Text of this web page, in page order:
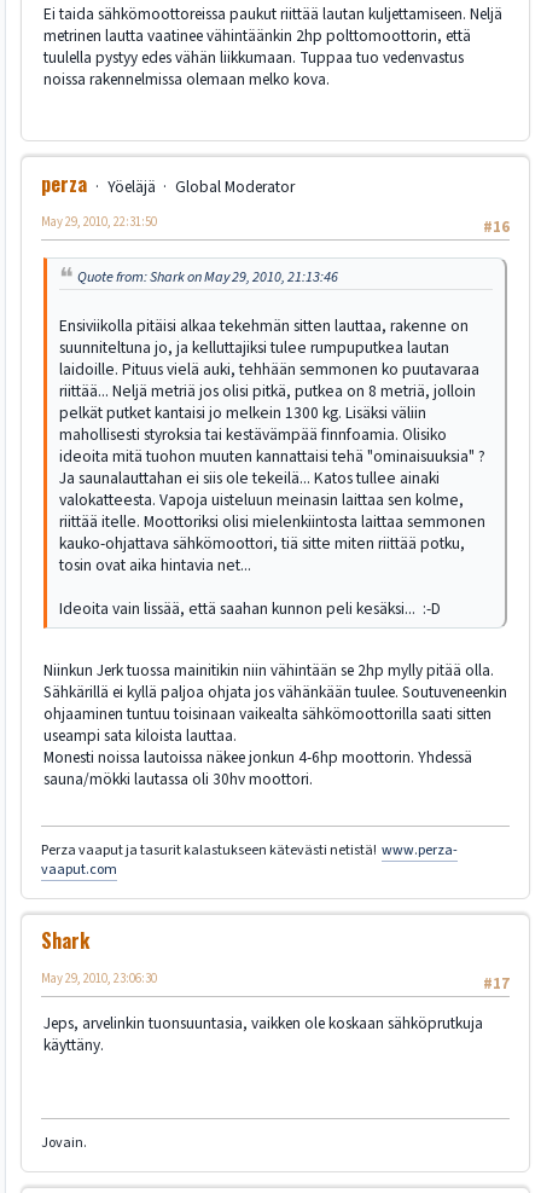
Ei taida sähkömoottoreissa paukut riittää lautan kuljettamiseen. Neljä
metrinen lautta vaatinee vähintäänkin 2hp polttomoottorin, että
tuulella pystyy edes vähän liikkumaan. Tuppaa tuo vedenvastus
noissa rakennelmissa olemaan melko kova.
perza Yöeläjä
Global Moderator
#16
May 29, 2010, 22:31:50
Quote from: Shark on May 29, 2010, 21:13:46
Ensiviikolla pitäisi alkaa tekehmän sitten lauttaa, rakenne on
suunniteltuna jo, ja kelluttajiksi tulee rumpuputkea lautan
laidoille. Pituus vielä auki, tehhään semmonen ko puutavaraa
riittää... Neljä metriä jos olisi pitkä, putkea on 8 metriä, jolloin
pelkät putket kantaisi jo melkein 1300 kg. Lisäksi väliin
mahollisesti styroksia tai kestävämpää finnfoamia. Olisiko
ideoita mitä tuohon muuten kannattaisi tehä "ominaisuuksia" ?
Ja saunalauttahan ei siis ole tekeilä... Katos tullee ainaki
valokatteesta. Vapoja uisteluun meinasin laittaa sen kolme,
riittää itelle. Moottoriksi olisi mielenkiintosta laittaa semmonen
kauko-ohjattava sähkömoottori, tiä sitte miten riittää potku,
tosin ovat aika hintavia net...
Ideoita vain lissää, että saahan kunnon peli kesäksi... :-D
Niinkun Jerk tuossa mainitikin niin vähintään se 2hp mylly pitää olla.
Sähkärillä ei kyllä paljoa ohjata jos vähänkään tuulee. Soutuveneenkin
ohjaaminen tuntuu toisinaan vaikealta sähkömoottorilla saati sitten
useampi sata kiloista lauttaa.
Monesti noissa lautoissa näkee jonkun 4-6hp moottorin. Yhdessä
sauna/mökki lautassa oli 30hv moottori.
Perza vaaput ja tasurit kalastukseen kätevästi netistä! www.perza-
vaaput.com
Shark
#17
May 29, 2010, 23:06:30
Jeps, arvelinkin tuonsuuntasia, vaikken ole koskaan sähköprutkuja
käyttäny.
Jovain.